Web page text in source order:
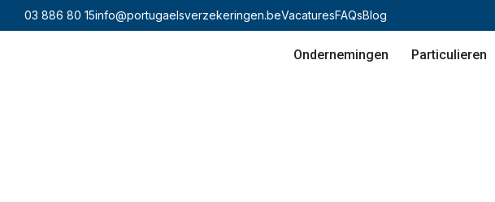
03 886 80 15info@portugaelsverzekeringen.beVacaturesFAQsBlog
Ondernemingen Particulieren